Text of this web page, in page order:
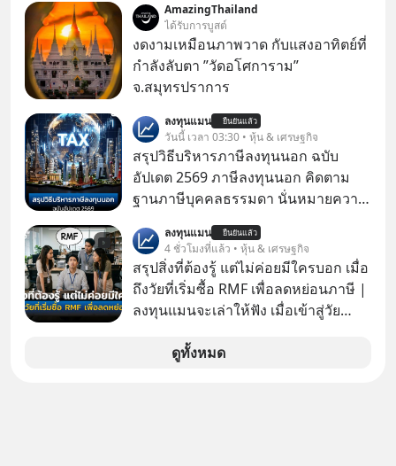
ป๊าผมเห็นโปสเตอร์หนังเรื่องนี้หลาย
เดือนก่อนและอยากดูมาก ด้วยเพราะว่า
อากงก็มาจากเมืองจีน ป๊าก็พูดแต้จิ๋วได้
มีเรื่องราวมีความผูกพันที่ได้ยินตั้งแต่
AmazingThailand
ได้รับการบูสต์
งดงามเหมือนภาพวาด กับแสงอาทิตย์ที่
กำลังลับตา ”วัดอโศการาม”
จ.สมุทรปราการ
ลงทุนแมน ยืนยันแล้ว
วันนี้ เวลา 03:30 • หุ้น & เศรษฐกิจ
สรุปวิธีบริหารภาษีลงทุนนอก ฉบับ
อัปเดต 2569 ภาษีลงทุนนอก คิดตาม
ฐานภาษีบุคคลธรรมดา นั่นหมายความ
ลงทุนแมน ยืนยันแล้ว
4 ชั่วโมงที่แล้ว • หุ้น & เศรษฐกิจ
สรุปสิ่งที่ต้องรู้ แต่ไม่ค่อยมีใครบอก เมื่อ
ถึงวัยที่เริ่มซื้อ RMF เพื่อลดหย่อนภาษี |
ลงทุนแมนจะเล่าให้ฟัง เมื่อเข้าสู่วัย
ดูทั้งหมด